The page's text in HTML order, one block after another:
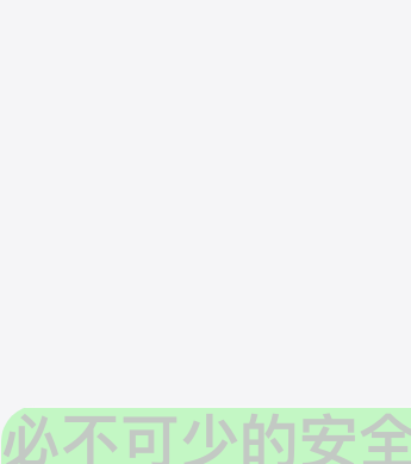
必不可少的安